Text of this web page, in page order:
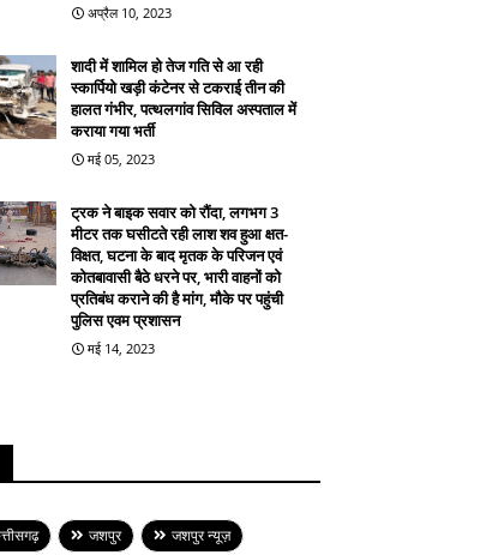
अप्रैल 10, 2023
शादी में शामिल हो तेज गति से आ रही
स्कार्पियो खड़ी कंटेनर से टकराई तीन की
हालत गंभीर, पत्थलगांव सिविल अस्पताल में
कराया गया भर्ती
मई 05, 2023
ट्रक ने बाइक सवार को रौंदा, लगभग 3
मीटर तक घसीटते रही लाश शव हुआ क्षत-
विक्षत, घटना के बाद मृतक के परिजन एवं
कोतबावासी बैठे धरने पर, भारी वाहनों को
प्रतिबंध कराने की है मांग, मौके पर पहुंची
पुलिस एवम प्रशासन
मई 14, 2023
जशपुर जशपुर न्यूज़